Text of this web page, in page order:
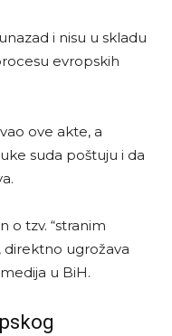
i nisu u skladu
evropskih
ove akte, a
suda poštuju i da
o tzv. “stranim
direktno ugrožava
u BiH.